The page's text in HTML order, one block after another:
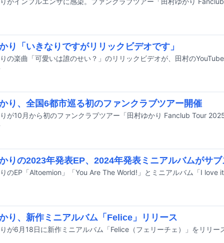
り「いきなりですがリリックビデオです」
り、全国6都市巡る初のファンクラブツアー開催
りの2023年発表EP、2024年発表ミニアルバムがサ
り、新作ミニアルバム「Felice」リリース
が6月18日に新作ミニアルバム「Felice（フェリーチェ）」をリリー